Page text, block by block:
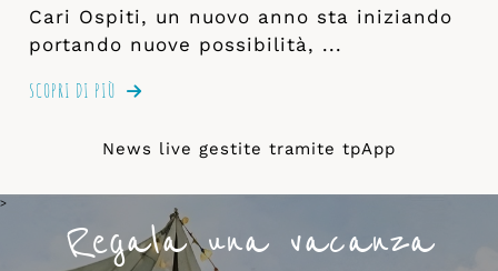
Cari Ospiti, un nuovo anno sta iniziando
portando nuove possibilità, ...
SCOPRI DI PIÙ
News live gestite tramite tpApp
>
Regala una vacanza